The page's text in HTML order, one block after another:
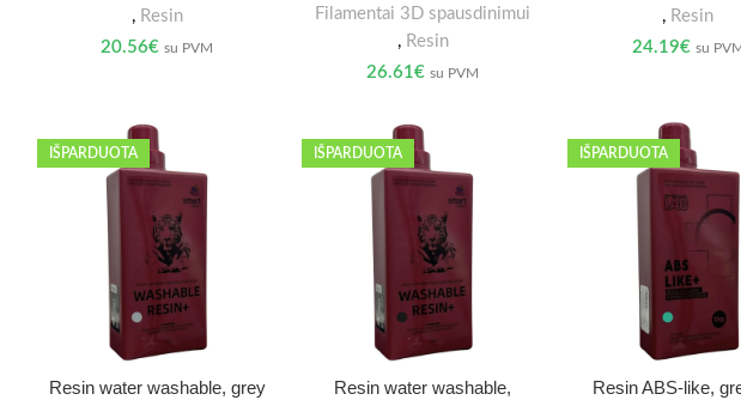
, Resin
20.56€ su PVM
Filamentai 3D spausdinimui
, Resin
26.61€ su PVM
, Resin
24.19€ su PVM
IŠPARDUOTA
Resin water washable, grey
IŠPARDUOTA
Resin water washable,
IŠPARDUOTA
Resin ABS-like,